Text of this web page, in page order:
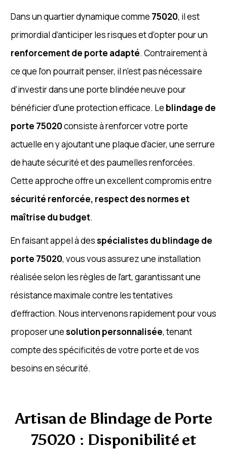
Dans un quartier dynamique comme 75020, il est
primordial d’anticiper les risques et d’opter pour un
renforcement de porte adapté. Contrairement à
ce que l’on pourrait penser, il n’est pas nécessaire
d’investir dans une porte blindée neuve pour
bénéficier d’une protection efficace. Le blindage de
porte 75020consiste à renforcer votre porte
actuelle en y ajoutant une plaque d’acier, une serrure
de haute sécurité et des paumelles renforcées.
Cette approche offre un excellent compromis entre
sécurité renforcée, respect des normes et
maîtrise du budget.
En faisant appel à desspécialistes du blindage de
porte 75020, vous vous assurez une installation
réalisée selon les règles de l’art, garantissant une
résistance maximale contre les tentatives
d’effraction. Nous intervenons rapidement pour vous
proposer unesolution personnalisée, tenant
compte des spécificités de votre porte et de vos
besoins en sécurité.
Artisan de Blindage de Porte
75020 : Disponibilité et